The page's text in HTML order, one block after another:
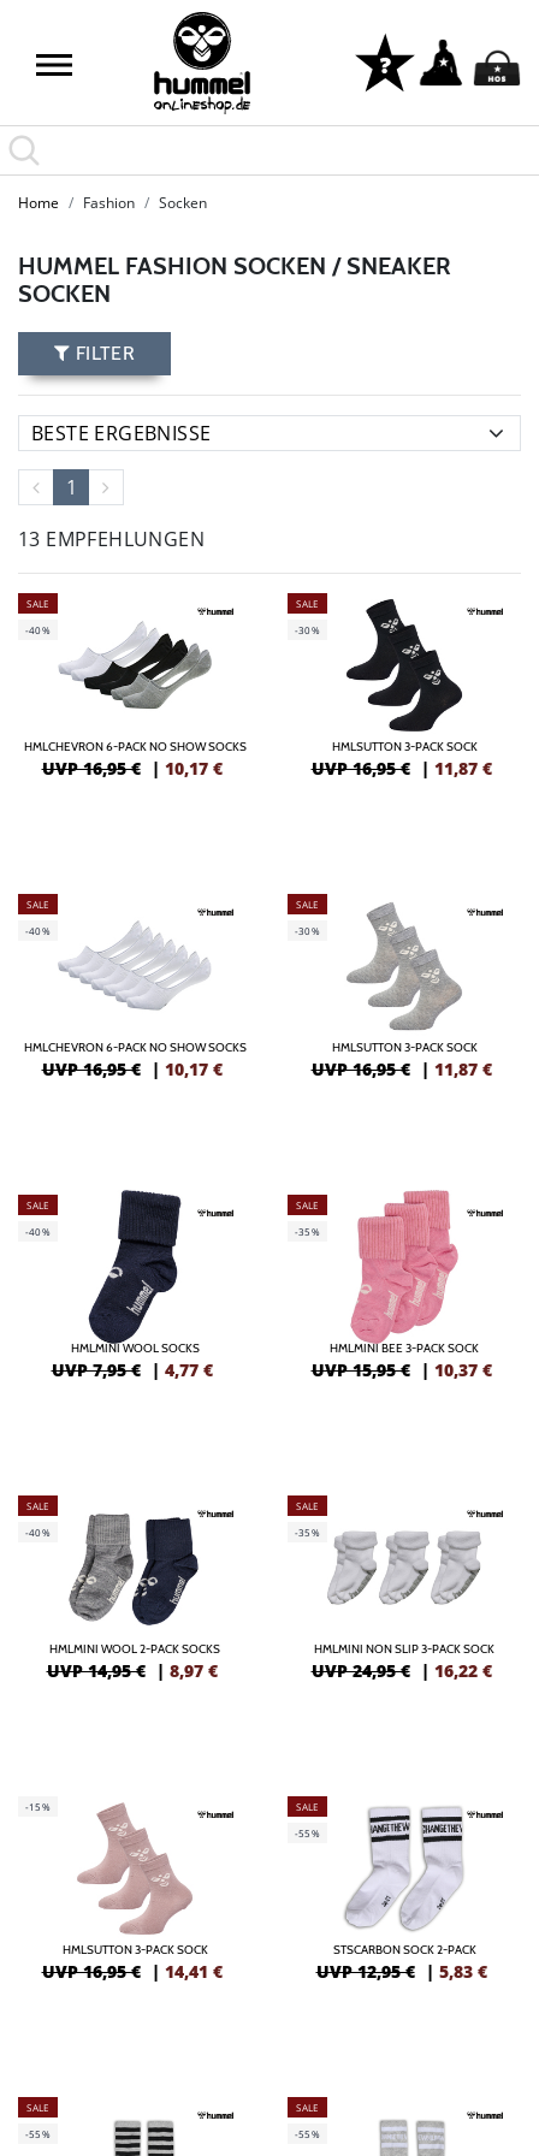
Home Fashion Socken
HUMMEL FASHION SOCKEN / SNEAKER
SOCKEN
FILTER
1
13 EMPFEHLUNGEN
SALE
-40%
HMLCHEVRON 6-PACK NO SHOW SOCKS
UVP 16,95 € | 10,17 €
SALE
-30%
HMLSUTTON 3-PACK SOCK
UVP 16,95 € | 11,87 €
SALE
-40%
HMLCHEVRON 6-PACK NO SHOW SOCKS
UVP 16,95 € | 10,17 €
SALE
-30%
HMLSUTTON 3-PACK SOCK
UVP 16,95 € | 11,87 €
SALE
-40%
HMLMINI WOOL SOCKS
UVP 7,95 € | 4,77 €
SALE
-35%
HMLMINI BEE 3-PACK SOCK
UVP 15,95 € | 10,37 €
SALE
-40%
HMLMINI WOOL 2-PACK SOCKS
UVP 14,95 € | 8,97 €
SALE
-35%
HMLMINI NON SLIP 3-PACK SOCK
UVP 24,95 € | 16,22 €
-15%
HMLSUTTON 3-PACK SOCK
UVP 16,95 € | 14,41 €
SALE
-55%
STSCARBON SOCK 2-PACK
UVP 12,95 € | 5,83 €
SALE
-55%
SALE
-55%